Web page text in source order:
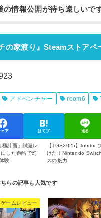
の情報公開が待ち遠しいで
の家渡り』Steamストアペ
アドベンチャー room6
ェア はてブ 送る
極計画』試遊レ
した過酷で幻
験
【TGS2025】tomtoc
けた！Nintendo
スの魅力
ゲームレビュー